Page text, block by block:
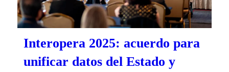
Interopera 2025: acuerdo para
unificar datos del Estado y